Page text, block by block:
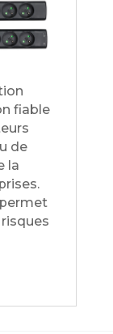
fiable
de
la